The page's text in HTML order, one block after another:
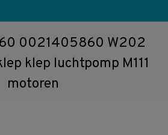
0021405860 W202
klep luchtpomp M111
motoren